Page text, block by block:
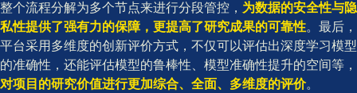
整个流程分解为多个节点来进行分段管控， 为数据的安全性与隐
私性提供了强有力的保障，更提高了研究成果的可靠性。最后，
平台采用多维度的创新评价方式，不仅可以评估出深度学习模型
的准确性，还能评估模型的鲁棒性、模型准确性提升的空间等，
对项目的研究价值进行更加综合、全面、多维度的评价。